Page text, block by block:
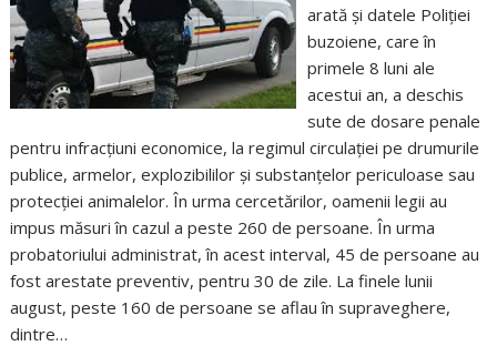
arată și datele Poliției
buzoiene, care în
primele 8 luni ale
acestui an, a deschis
sute de dosare penale
pentru infracțiuni economice, la regimul circulației pe drumurile
publice, armelor, explozibililor și substanțelor periculoase sau
protecției animalelor. În urma cercetărilor, oamenii legii au
impus măsuri în cazul a peste 260 de persoane. În urma
probatoriului administrat, în acest interval, 45 de persoane au
fost arestate preventiv, pentru 30 de zile. La finele lunii
august, peste 160 de persoane se aflau în supraveghere,
dintre…